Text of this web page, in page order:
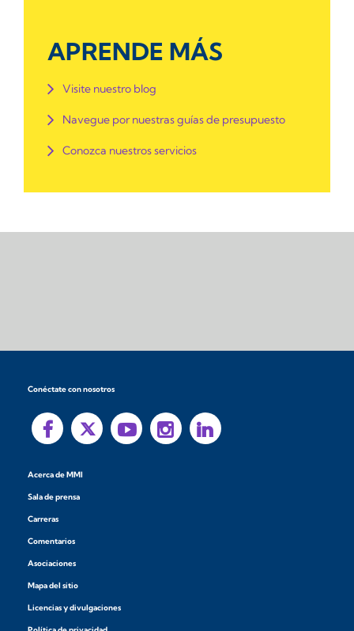
APRENDE MÁS
Visite nuestro blog
Navegue por nuestras guías de presupuesto
Conozca nuestros servicios
Conéctate con nosotros
Acerca de MMI
Sala de prensa
Carreras
Comentarios
Asociaciones
Mapa del sitio
Licencias y divulgaciones